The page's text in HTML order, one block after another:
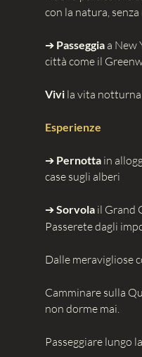
con la natura,
➔ Passeggiaa New
città come il
Vivila vita notturna
Esperienze
➔ Pernottain
case sugli alberi
➔Sorvolail Grand
Passerete dagli
Dalle meravigliose
Camminare sulla
non dorme mai.
Passeggiare lungo